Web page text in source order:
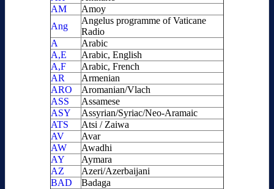
AM
Amoy
Ang
Angelus programme of Vaticane
Radio
A
Arabic
A,E
Arabic, English
A,F
Arabic, French
AR
Armenian
ARO
Aromanian/Vlach
ASS
Assamese
ASY
Assyrian/Syriac/Neo-Aramaic
ATS
Atsi / Zaiwa
AV
Avar
AW
Awadhi
AY
Aymara
AZ
Azeri/Azerbaijani
BAD
Badaga